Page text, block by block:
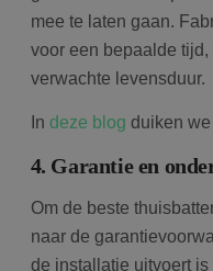
mee te laten gaan.
voor een bepaalde
verwachte levensduur.
In deze blog duiken
4. Garantie en
Om de beste
naar de
de installatie uitvoert